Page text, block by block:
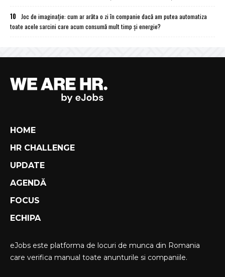
10
Joc de imaginație: cum ar arăta o zi în companie dacă am putea automatiza
toate acele sarcini care acum consumă mult timp și energie?
HOME
HR CHALLENGE
UPDATE
AGENDĂ
FOCUS
ECHIPA
eJobs este platforma de locuri de munca din Romania
care verifica manual toate anunturile si companiile.